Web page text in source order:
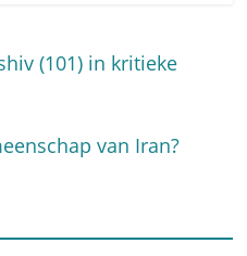
(101) in kritieke
van Iran?